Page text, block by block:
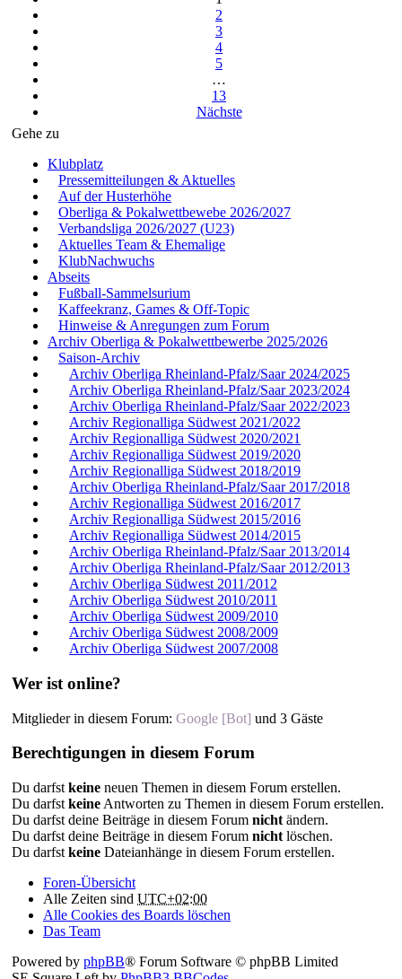
2
3
4
5
…
13
Nächste
Gehe zu
Klubplatz
Pressemitteilungen & Aktuelles
Auf der Husterhöhe
Oberliga & Pokalwettbewebe 2026/2027
Verbandsliga 2026/2027 (U23)
Aktuelles Team & Ehemalige
KlubNachwuchs
Abseits
Fußball-Sammelsurium
Kaffeekranz, Games & Off-Topic
Hinweise & Anregungen zum Forum
Archiv Oberliga & Pokalwettbewerbe 2025/2026
Saison-Archiv
Archiv Oberliga Rheinland-Pfalz/Saar 2024/2025
Archiv Oberliga Rheinland-Pfalz/Saar 2023/2024
Archiv Oberliga Rheinland-Pfalz/Saar 2022/2023
Archiv Regionalliga Südwest 2021/2022
Archiv Regionalliga Südwest 2020/2021
Archiv Regionalliga Südwest 2019/2020
Archiv Regionalliga Südwest 2018/2019
Archiv Oberliga Rheinland-Pfalz/Saar 2017/2018
Archiv Regionalliga Südwest 2016/2017
Archiv Regionalliga Südwest 2015/2016
Archiv Regionalliga Südwest 2014/2015
Archiv Oberliga Rheinland-Pfalz/Saar 2013/2014
Archiv Oberliga Rheinland-Pfalz/Saar 2012/2013
Archiv Oberliga Südwest 2011/2012
Archiv Oberliga Südwest 2010/2011
Archiv Oberliga Südwest 2009/2010
Archiv Oberliga Südwest 2008/2009
Archiv Oberliga Südwest 2007/2008
Wer ist online?
Mitglieder in diesem Forum: Google [Bot] und 3 Gäste
Berechtigungen in diesem Forum
Du darfst keine neuen Themen in diesem Forum erstellen.
Du darfst keine Antworten zu Themen in diesem Forum erstellen.
Du darfst deine Beiträge in diesem Forum nicht ändern.
Du darfst deine Beiträge in diesem Forum nicht löschen.
Du darfst keine Dateianhänge in diesem Forum erstellen.
Foren-Übersicht
Alle Zeiten sind UTC+02:00
Alle Cookies des Boards löschen
Das Team
Powered by phpBB® Forum Software © phpBB Limited